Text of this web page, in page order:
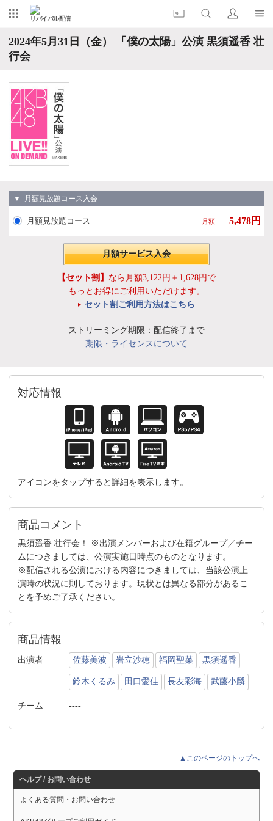
リバイバル配信
2024年5月31日（金） 「僕の太陽」公演 黒須遥香 壮
行会
▼ 月額見放題コース入会
月額見放題コース 月額 5,478円
月額サービス入会
【セット割】 なら月額3,122円＋1,628円で
もっとお得にご利用いただけます。
セット割ご利用方法はこちら
ストリーミング期限：配信終了まで
期限・ライセンスについて
対応情報
アイコンをタップすると詳細を表示します。
商品コメント
黒須遥香 壮行会！ ※出演メンバーおよび在籍グループ／チー
ムにつきましては、公演実施日時点のものとなります。
※配信される公演における内容につきましては、当該公演上
演時の状況に則しております。現状とは異なる部分があるこ
とを予めご了承ください。
商品情報
出演者 佐藤美波 岩立沙穂 福岡聖菜 黒須遥香
鈴木くるみ 田口愛佳 長友彩海 武藤小麟
チーム ----
▲このページのトップへ
ヘルプ / お問い合わせ
よくある質問・お問い合わせ